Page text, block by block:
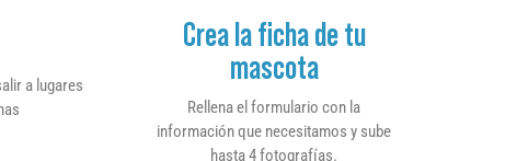
a lugares
Crea la ficha de tu
mascota
Rellena el formulario con la
información que necesitamos y sube
hasta 4 fotografías.